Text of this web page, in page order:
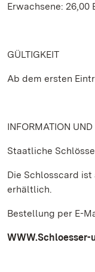
Erwachsene: 26,00
GÜLTIGKEIT
Ab dem ersten
INFORMATION
Staatliche
Die Schlosscard
erhältlich.
Bestellung per E-
WWW.Schloesser-